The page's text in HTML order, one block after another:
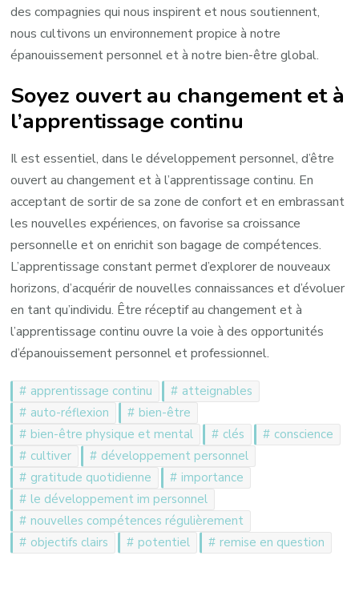
des compagnies qui nous inspirent et nous soutiennent,
nous cultivons un environnement propice à notre
épanouissement personnel et à notre bien-être global.
Soyez ouvert au changement et à
l’apprentissage continu
Il est essentiel, dans le développement personnel, d’être
ouvert au changement et à l’apprentissage continu. En
acceptant de sortir de sa zone de confort et en embrassant
les nouvelles expériences, on favorise sa croissance
personnelle et on enrichit son bagage de compétences.
L’apprentissage constant permet d’explorer de nouveaux
horizons, d’acquérir de nouvelles connaissances et d’évoluer
en tant qu’individu. Être réceptif au changement et à
l’apprentissage continu ouvre la voie à des opportunités
d’épanouissement personnel et professionnel.
apprentissage continu
atteignables
auto-réflexion
bien-être
bien-être physique et mental
clés
conscience
cultiver
développement personnel
gratitude quotidienne
importance
le développement im personnel
nouvelles compétences régulièrement
objectifs clairs
potentiel remise en question